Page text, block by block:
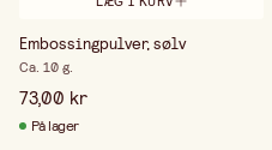
Embossingpulver, sølv
Ca. 10 g.
73,00 kr
På lager